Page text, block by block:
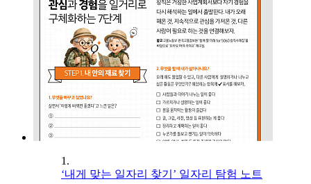
1.
‘내게 맞는 일자리 찾기’ 일자리 탐험 노트